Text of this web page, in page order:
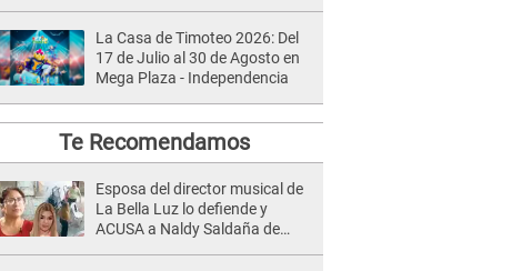
La Casa de Timoteo 2026: Del
17 de Julio al 30 de Agosto en
Mega Plaza - Independencia
Te Recomendamos
Esposa del director musical de
La Bella Luz lo defiende y
ACUSA a Naldy Saldaña de